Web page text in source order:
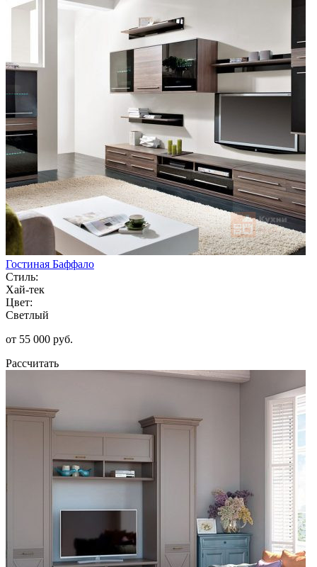
Гостиная Баффало
Стиль:
Хай-тек
Цвет:
Светлый
от 55 000 руб.
Рассчитать